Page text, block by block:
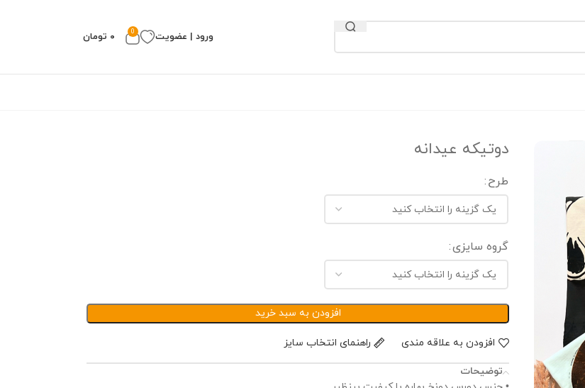
ورود | عضویت 0 ۰ تومان
دوتیکه عیدانه
طرح
گروه سایزی
افزودن به سبد خرید
افزودن به علاقه مندی راهنمای انتخاب سایز
توضیحات